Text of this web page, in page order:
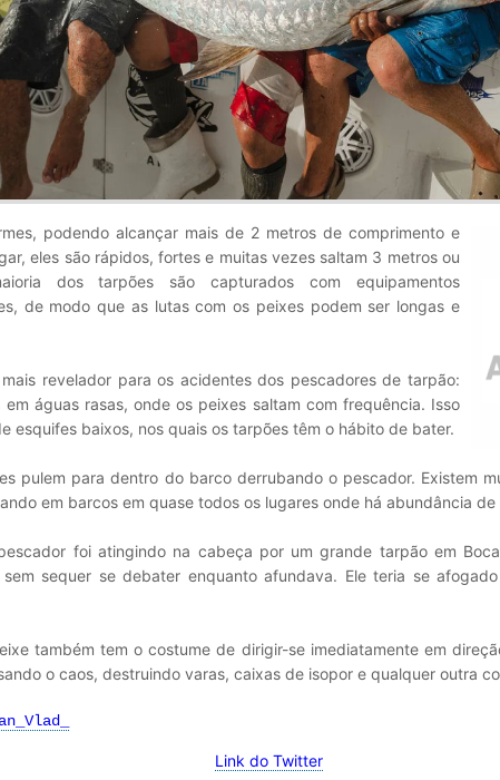
podendo alcançar mais de 2 metros de comprimento e
eles são rápidos, fortes e muitas vezes saltam 3 metros ou
dos tarpões são capturados com equipamentos
de modo que as lutas com os peixes podem ser longas e
revelador para os acidentes dos pescadores de tarpão:
águas rasas, onde os peixes saltam com frequência. Isso
esquifes baixos, nos quais os tarpões têm o hábito de bater.
pulem para dentro do barco derrubando o pescador. Existem
em barcos em quase todos os lugares onde há abundância de
foi atingindo na cabeça por um grande tarpão em
sequer se debater enquanto afundava. Ele teria se
também tem o costume de dirigir-se imediatamente em
o caos, destruindo varas, caixas de isopor e qualquer outra
Link do Twitter